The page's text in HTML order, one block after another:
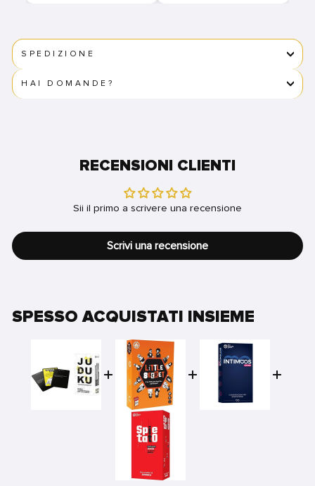
SPEDIZIONE
HAI DOMANDE?
RECENSIONI CLIENTI
Sii il primo a scrivere una recensione
Scrivi una recensione
SPESSO ACQUISTATI INSIEME